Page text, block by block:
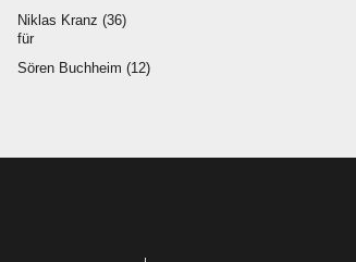
  
für
  